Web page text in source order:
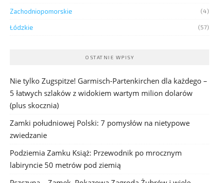
Zachodniopomorskie (4)
Łódzkie (57)
OSTATNIE WPISY
Nie tylko Zugspitze! Garmisch-Partenkirchen dla każdego –
5 łatwych szlaków z widokiem wartym milion dolarów
(plus skocznia)
Zamki południowej Polski: 7 pomysłów na nietypowe
zwiedzanie
Podziemia Zamku Książ: Przewodnik po mrocznym
labiryncie 50 metrów pod ziemią